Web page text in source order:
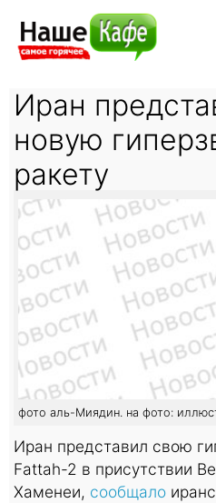
Иран
новую
ракету
фото аль-Миядин. на фото:
Иран представил свою
Fattah-2 в присутствии
Хаменеи, сообщало